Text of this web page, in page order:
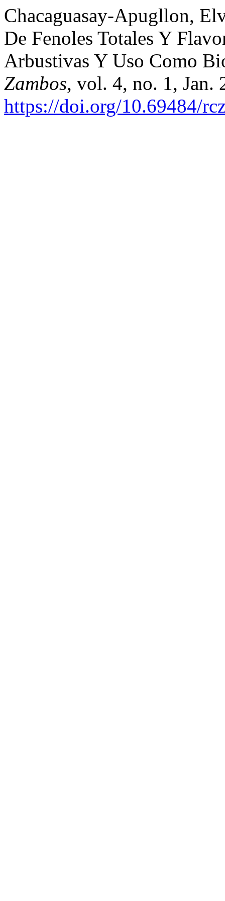
Chacaguasay-Apugllon,
De Fenoles Totales Y
Arbustivas Y Uso Como
Zambos, vol. 4, no. 1, Jan.
https://doi.org/10.69484/